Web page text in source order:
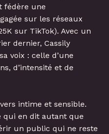
fédère une
sur les réseaux
sur TikTok). Avec un
dernier, Cassily
voix : celle d’une
d’intensité et de
intime et sensible.
qui en dit autant que
un public qui ne reste